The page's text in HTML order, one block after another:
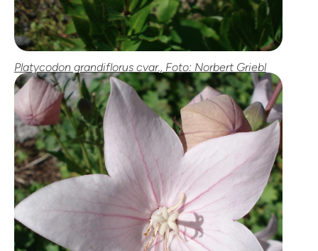
Platycodon grandiflorus cvar., Foto: Norbert Griebl